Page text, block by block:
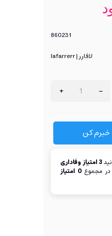
860231
لافارر | lafarrerr
-
+
کن
3امتیاز وفاداری
مجموع 0 امتیاز